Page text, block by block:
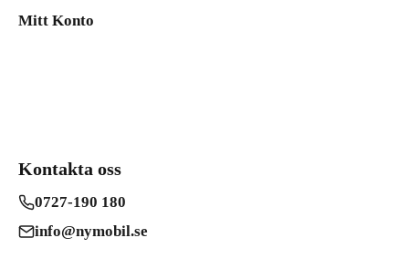
Mitt Konto
Kontakta oss
0727-190 180
info@nymobil.se